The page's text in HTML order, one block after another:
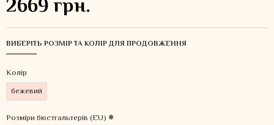
2669 грн.
ВИБЕРІТЬ РОЗМІР ТА КОЛІР ДЛЯ ПРОДОВЖЕННЯ
Колiр
бежевий
Розміри бюстгальтерів (EU)